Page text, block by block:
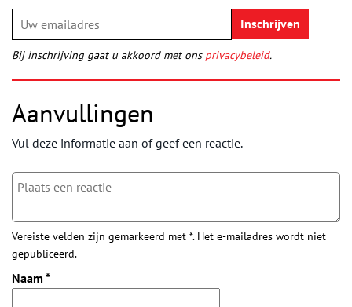
Bij inschrijving gaat u akkoord met ons privacybeleid.
Aanvullingen
Vul deze informatie aan of geef een reactie.
Vereiste velden zijn gemarkeerd met *. Het e-mailadres wordt niet
gepubliceerd.
Naam *